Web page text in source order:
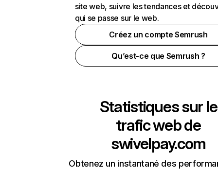
site web, suivre les tendances et
qui se passe sur le web.
Créez un compte Semrush
Qu’est-ce que Semrush ?
Statistiques sur le
trafic web de
swivelpay.com
Obtenez un instantané des